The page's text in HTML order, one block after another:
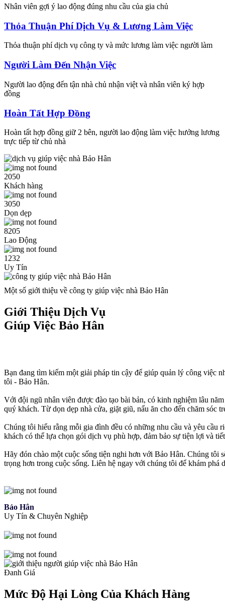
Nhân viên gợi ý lao động đúng nhu cầu của gia chủ
Thỏa Thuận Phí Dịch Vụ & Lương Làm Việc
Thỏa thuận phí dịch vụ công ty và mức lương làm việc người làm
Người Làm Đến Nhận Việc
Người lao động đến tận nhà chủ nhận việt và nhân viên ký hợp
đồng
Hoàn Tất Hợp Đồng
Hoàn tất hợp đồng giữ 2 bên, người lao động làm việc hưởng lương
trực tiếp từ chủ nhà
2050
Khách hàng
3050
Dọn dẹp
8205
Lao Động
1232
Uy Tín
Một số giới thiệu về công ty giúp việc nhà Bảo Hân
Giới Thiệu Dịch Vụ
Giúp Việc Bảo Hân
Bạn đang tìm kiếm một giải pháp tin cậy để giúp quản lý công việc
tôi - Bảo Hân.
Với đội ngũ nhân viên được đào tạo bài bản, có kinh nghiệm lâu
quý khách. Từ dọn dẹp nhà cửa, giặt giũ, nấu ăn cho đến chăm sóc
Chúng tôi hiểu rằng mỗi gia đình đều có những nhu cầu và yêu
khách có thể lựa chọn gói dịch vụ phù hợp, đảm bảo sự tiện lợi và
Hãy đón chào một cuộc sống tiện nghi hơn với Bảo Hân. Chúng tôi
trọng hơn trong cuộc sống. Liên hệ ngay với chúng tôi để khám phá
Bảo Hân
Uy Tín & Chuyên Nghiệp
Đanh Giá
Mức Độ Hại Lòng Của Khách Hàng